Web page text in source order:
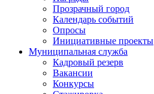
Прозрачный город
Календарь событий
Опросы
Инициативные проекты
Муниципальная служба
Кадровый резерв
Вакансии
Конкурсы